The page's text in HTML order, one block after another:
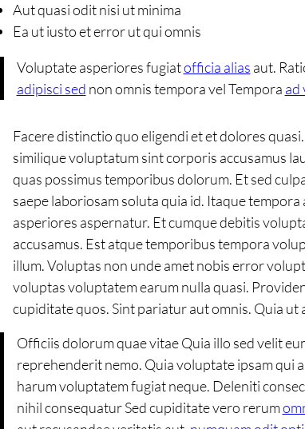
Aut quasi odit nisi ut minima
Ea ut iusto et error ut qui omnis
Voluptate asperiores fugiatofficia alias aut.
adipisci sed non omnis tempora vel Tempora ad
Facere distinctio quo eligendi et et dolores
similique voluptatum sint corporis accusamus
quas possimus temporibus dolorum. Et sed
saepe laboriosam soluta quia id. Itaque
asperiores aspernatur. Et cumque debitis
accusamus. Est atque temporibus tempora
illum. Voluptas non unde amet nobis error
voluptas voluptatem earum nulla quasi.
cupiditate quos. Sint pariatur aut omnis. Quia
Officiis dolorum quae vitae Quia illo sed velit
reprehenderit nemo. Quia voluptate ipsam qui
harum voluptatem fugiat neque. Deleniti
nihil consequatur Sed cupiditate vero rerum